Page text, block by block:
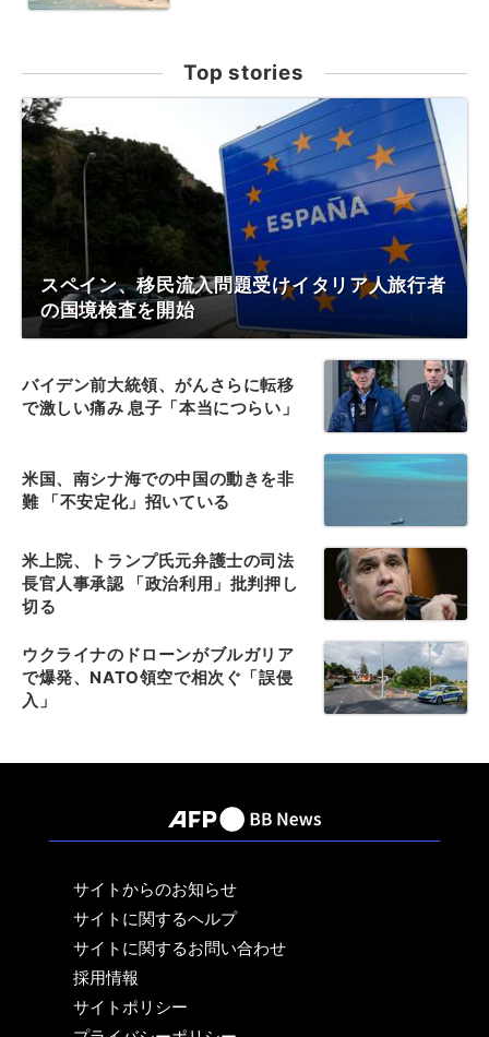
Top stories
スペイン、移民流入問題受けイタリア人旅行者
の国境検査を開始
バイデン前大統領、がんさらに転移
で激しい痛み 息子「本当につらい」
米国、南シナ海での中国の動きを非
難 「不安定化」招いている
米上院、トランプ氏元弁護士の司法
長官人事承認 「政治利用」批判押し
切る
ウクライナのドローンがブルガリア
で爆発、NATO領空で相次ぐ「誤侵
入」
サイトからのお知らせ
サイトに関するヘルプ
サイトに関するお問い合わせ
採用情報
サイトポリシー